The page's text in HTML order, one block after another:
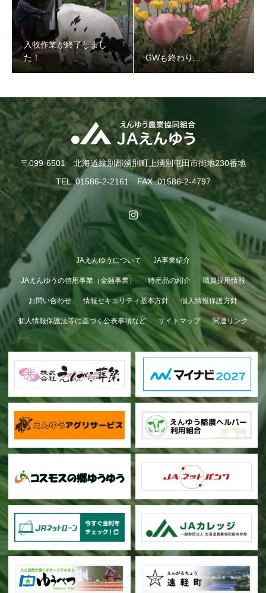
GWも終わり…
甜菜の播種作業が始まりました
入牧作業が終了しまし
た！
GWも終わり…
〒099-6501 北海道紋別郡湧別町上湧別屯田市街地230番地
TEL .01586-2-2161 FAX .01586-2-4797
JAえんゆうについて JA事業紹介
JAえんゆうの信用事業（金融事業） 特産品の紹介 職員採用情報
お問い合わせ 情報セキュリティ基本方針 個人情報保護方針
個人情報保護法等に基づく公表事項など サイトマップ 関連リンク